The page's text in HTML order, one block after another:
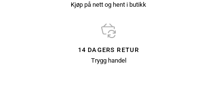
Kjøp på nett og hent i butikk
14 DAGERS RETUR
Trygg handel